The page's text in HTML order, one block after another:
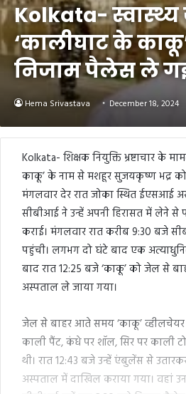
Kolkata-
‘कालीघाट के
निजाम पैलेस ले
Hema Srivastava December 18, 2024
Kolkata- शिक्षक नियुक्ति भ्रष्टाचार के
काकू’ के नाम से मशहूर सुजयकृष्ण भद्र
मंगलवार देर रात जोका स्थित ईएसआई
सीबीआई ने उन्हें अपनी हिरासत में लेने से
कराई। मंगलवार रात करीब 9:30 बजे
पहुंची। लगभग दो घंटे बाद एक
बाद रात 12:25 बजे ‘काकू’ को जेल से
अस्पताल ले जाया गया।
जेल से बाहर आते समय ‘काकू’ व्हीलचेयर
काली पैंट, कंधे पर शॉल, सिर पर काली
थी। रात 12:43 बजे उन्हें एंबुलेंस से
अस्पताल में दाखिल कराया गया। वहां